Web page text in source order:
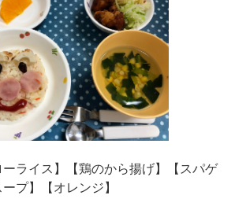
ーライス】【鶏のから揚げ】【スパゲ
プ】【オレンジ】